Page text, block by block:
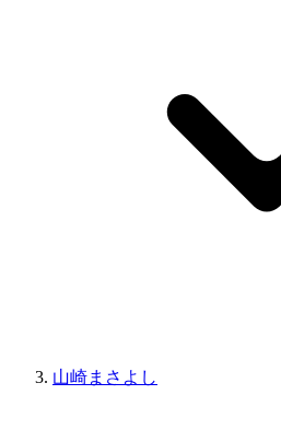
山崎まさよし